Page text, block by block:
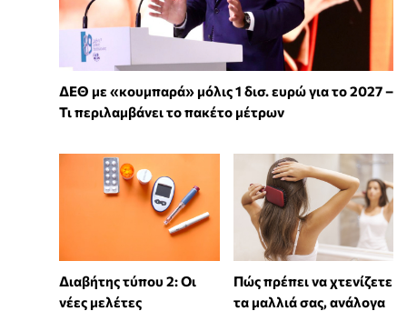
ΔΕΘ με «κουμπαρά» μόλις 1 δισ. ευρώ για το 2027 –
Τι περιλαμβάνει το πακέτο μέτρων
Διαβήτης τύπου 2: Οι
νέες μελέτες
Πώς πρέπει να χτενίζετε
τα μαλλιά σας, ανάλογα